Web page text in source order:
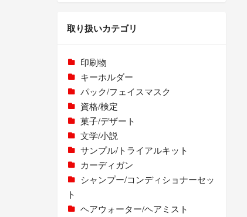
取り扱いカテゴリ
印刷物
キーホルダー
パック/フェイスマスク
資格/検定
菓子/デザート
文学/小説
サンプル/トライアルキット
カーディガン
シャンプー/コンディショナーセッ
ト
ヘアウォーター/ヘアミスト